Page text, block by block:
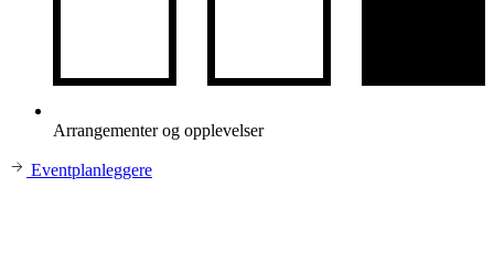
Arrangementer og opplevelser
Eventplanleggere